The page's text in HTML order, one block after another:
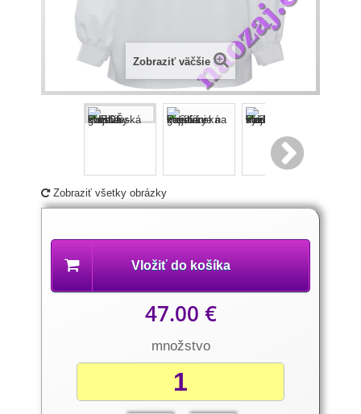
Zobraziť väčšie
Zobraziť všetky obrázky
Vložiť do košíka
47.00 €
množstvo
produktu